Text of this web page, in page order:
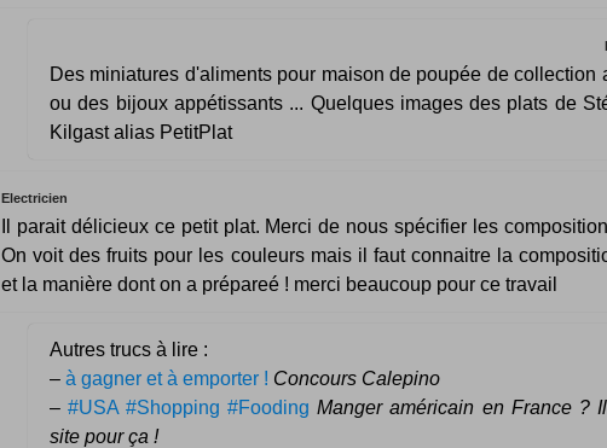
Des miniatures d'aliments pour maison de poupée de collection
ou des bijoux appétissants ... Quelques images des plats de
Kilgast alias PetitPlat
Electricien
Il parait délicieux ce petit plat. Merci de nous spécifier les
On voit des fruits pour les couleurs mais il faut connaitre la
et la manière dont on a prépareé ! merci beaucoup pour ce travail
Autres trucs à lire :
– à gagner et à emporter ! Concours Calepino
–#USA #Shopping #Fooding Manger américain en France ?
site pour ça !